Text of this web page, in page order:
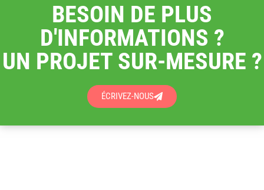
BESOIN DE PLUS
D'INFORMATIONS ?
UN PROJET SUR-MESURE ?
ÉCRIVEZ-NOUS